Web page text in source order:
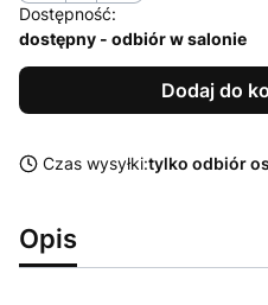
Dostępność:
dostępny - odbiór w salonie
Dodaj do
Czas wysyłki:tylko odbiór
Opis